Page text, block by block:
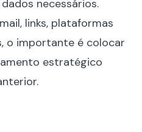
necessários.
links, plataformas
o importante é colocar
estratégico